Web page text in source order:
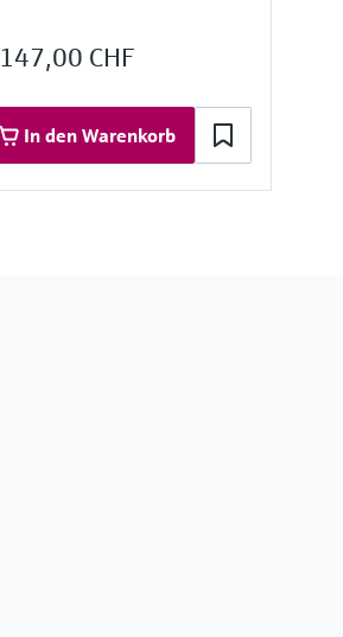
147,00 CHF
In den Warenkorb